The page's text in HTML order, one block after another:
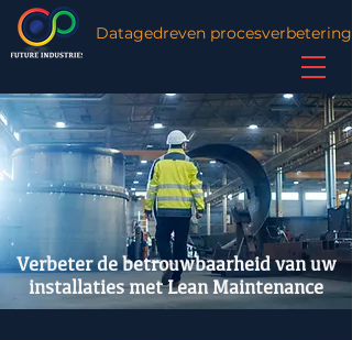
Datagedreven procesverbetering
Verbeter de betrouwbaarheid van uw
installaties met Lean Maintenance